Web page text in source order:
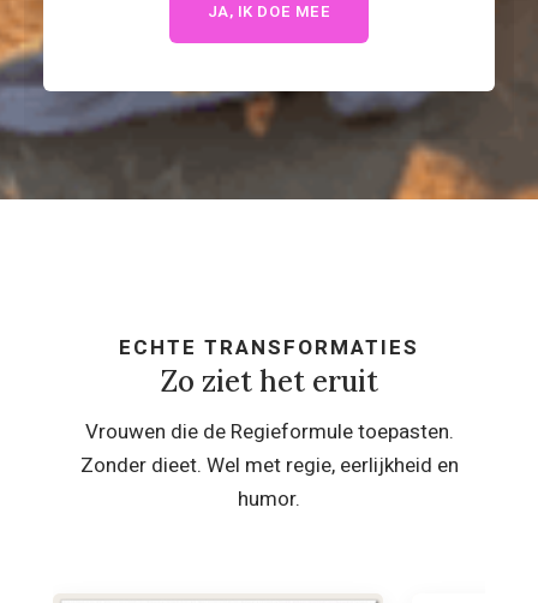
JA, IK DOE MEE
ECHTE TRANSFORMATIES
Zo ziet het eruit
Vrouwen die de Regieformule toepasten.
Zonder dieet. Wel met regie, eerlijkheid en
humor.